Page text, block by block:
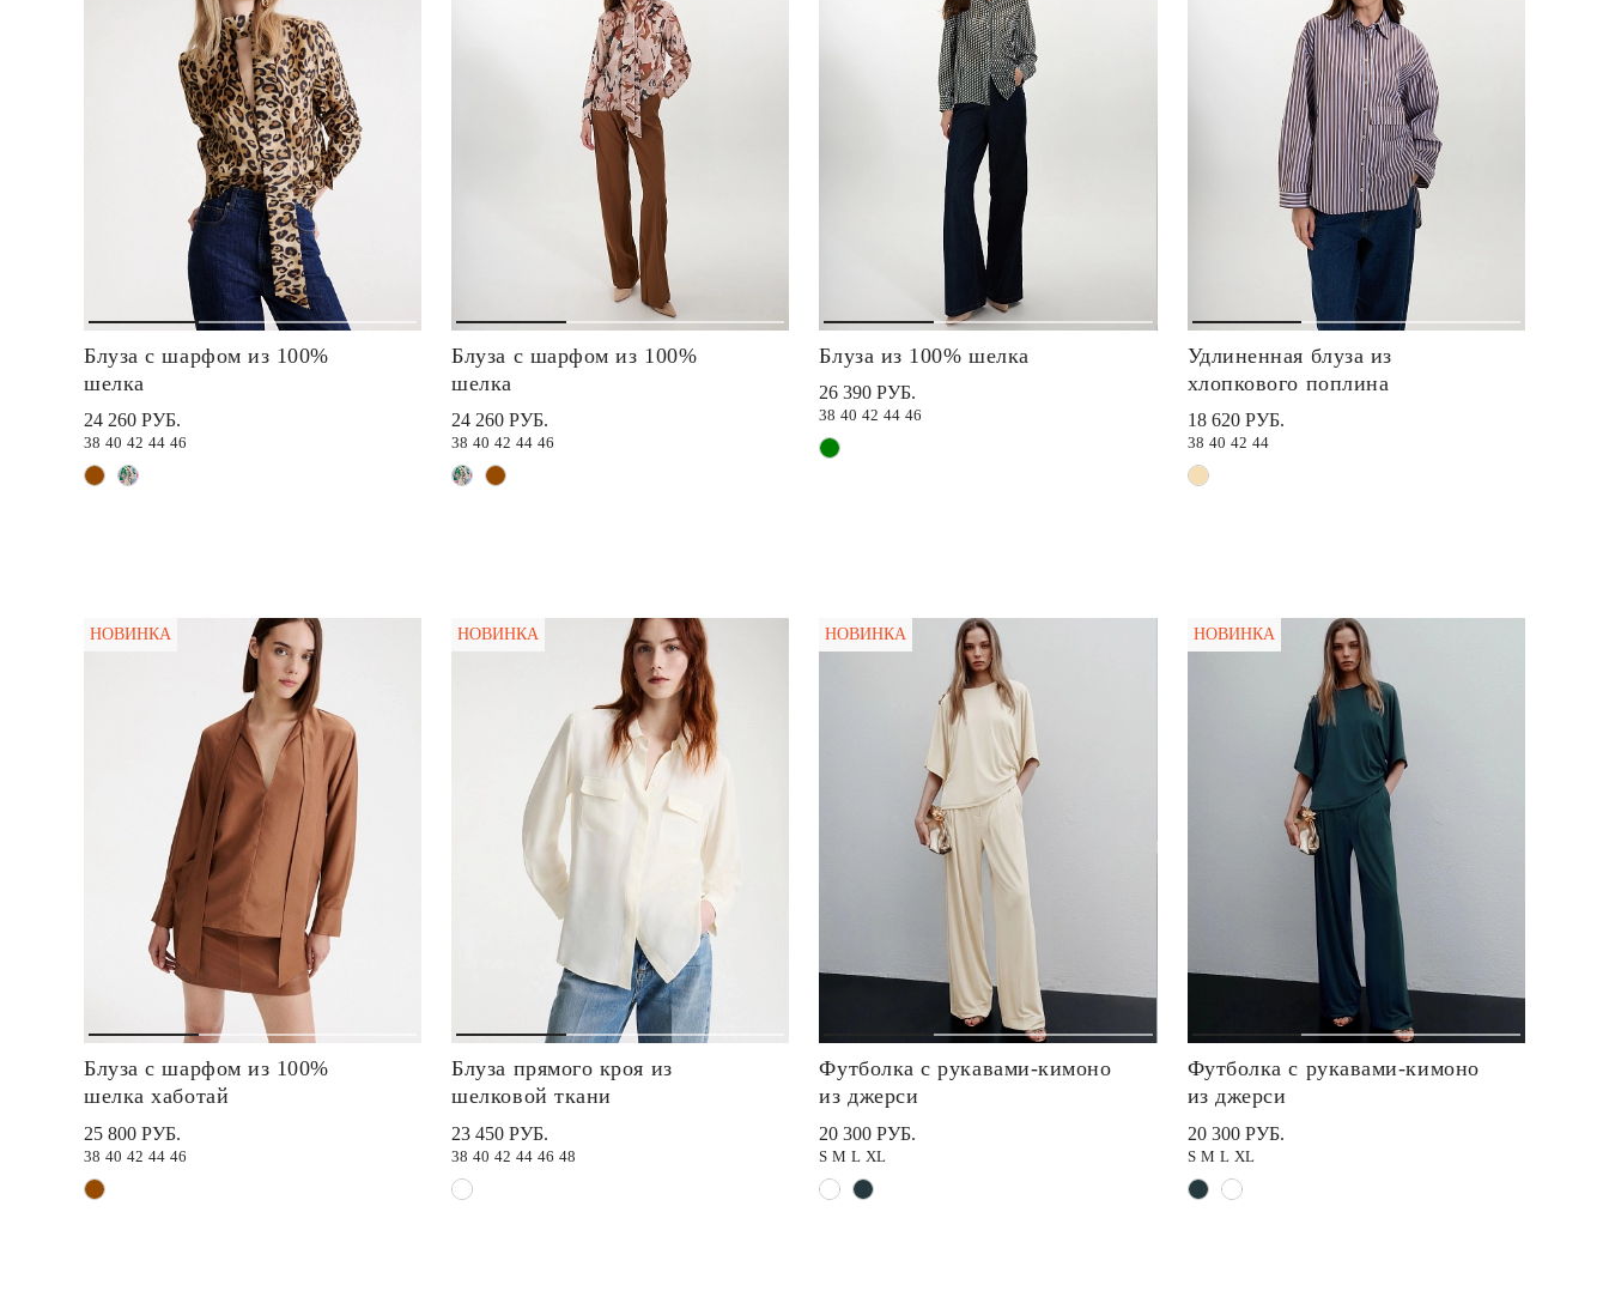
Блуза с шарфом из 100%
шелка
24 260 РУБ.
38 40 42 44 46
Блуза с шарфом из 100%
шелка
24 260 РУБ.
38 40 42 44 46
Блуза из 100% шелка
26 390 РУБ.
38 40 42 44 46
Удлиненная блуза из
хлопкового поплина
18 620 РУБ.
38 40 42 44
НОВИНКА
Блуза с шарфом из 100%
шелка хаботай
25 800 РУБ.
38 40 42 44 46
НОВИНКА
Блуза прямого кроя из
шелковой ткани
23 450 РУБ.
38 40 42 44 46 48
НОВИНКА
Футболка с рукавами-кимоно
из джерси
20 300 РУБ.
S M L XL
НОВИНКА
Футболка с рукавами-кимоно
из джерси
20 300 РУБ.
S M L XL